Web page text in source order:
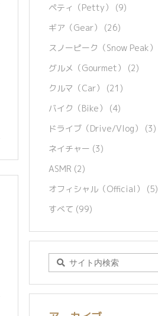
ペティ（Petty） (9)
ギア（Gear） (26)
スノーピーク（Snow Peak）
グルメ（Gourmet） (2)
クルマ（Car） (21)
バイク（Bike） (4)
ドライブ（Drive/Vlog） (3)
ネイチャー (3)
ASMR (2)
オフィシャル（Official） (5)
すべて (99)